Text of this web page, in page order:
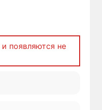
появляются не